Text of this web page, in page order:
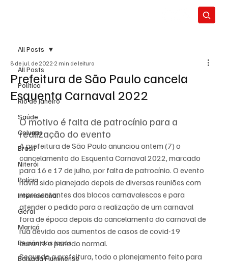
All Posts
Política
Rio de Janeiro
Saúde
Colunas
Brasil
Niterói
Polícia
Internacional
Geral
Maricá
Região dos lagos
Baixada Fluminense
All Posts
Prefeitura de São Paulo cancela
Esquenta Carnaval 2022
8 de jul. de 2022 2 min de leitura
O motivo é falta de patrocínio para a
realização do evento
A prefeitura de São Paulo anunciou ontem (7) o
cancelamento do Esquenta Carnaval 2022, marcado
para 16 e 17 de julho, por falta de patrocínio. O evento
havia sido planejado depois de diversas reuniões com
representantes dos blocos carnavalescos e para
atender o pedido para a realização de um carnaval
fora de época depois do cancelamento do carnaval de
rua devido aos aumentos de casos de covid-19
durante o período normal.
Segundo a prefeitura, todo o planejamento feito para